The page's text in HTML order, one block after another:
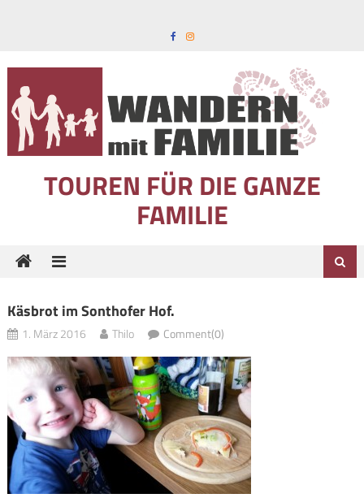
TOUREN FÜR DIE GANZE
FAMILIE
Käsbrot im Sonthofer Hof.
1. März 2016 Thilo Comment(0)